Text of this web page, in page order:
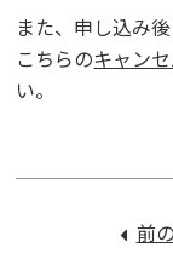
また、申し込み
こちらのキャン
い。
前